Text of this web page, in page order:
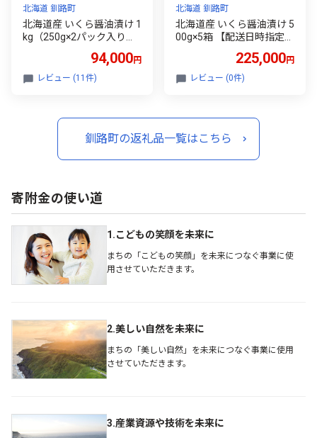
北海道 釧路町
北海道産 いくら醤油漬け 1
kg（250g×2パック入り）×
国産 いくら いくら醤油漬
イクラ ikura 鮭 サーモン
釧之助本店 せんのすけ す
ぐ発送 90000以上 9万ほど
94,000円
レビュー (11件)
北海道 釧路町
北海道産 いくら醤油漬け 5
00g×5箱 【配送日時指定可
ura 鮭 鮭卵 鮭いくら 魚卵
冷凍 配送月指定 配送月を
気 笹谷商店 せんのすけ す
ぐ発送 225000 北海道 釧
225,000円
レビュー (0件)
釧路町の返礼品一覧はこちら
寄附金の使い道
1.こどもの笑顔を未来に
まちの「こどもの笑顔」を未来につなぐ事業に使
用させていただきます。
2.美しい自然を未来に
まちの「美しい自然」を未来につなぐ事業に使用
させていただきます。
3.産業資源や技術を未来に